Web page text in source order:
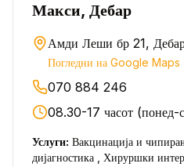
Макси, Дебар
Амди Леши бр 21,
Погледни на Google Maps
070 884 246
08.30-17 часот (понед-
Услуги: Вакцинација и
дијагностика , Хируршки